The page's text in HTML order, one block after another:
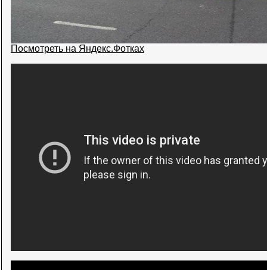
Посмотреть на Яндекс.Фотках